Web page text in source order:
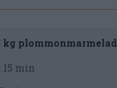
kg plommonmarmelad
15 min